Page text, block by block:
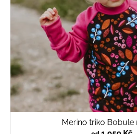
Merino triko Bobule